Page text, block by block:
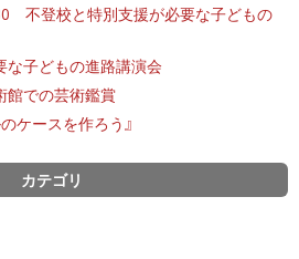
不登校と特別支援が必要な子どもの
な子どもの進路講演会
館での芸術鑑賞
ケースを作ろう』
カテゴリ